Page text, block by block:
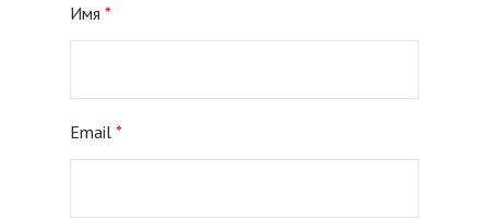
Имя *
Email *